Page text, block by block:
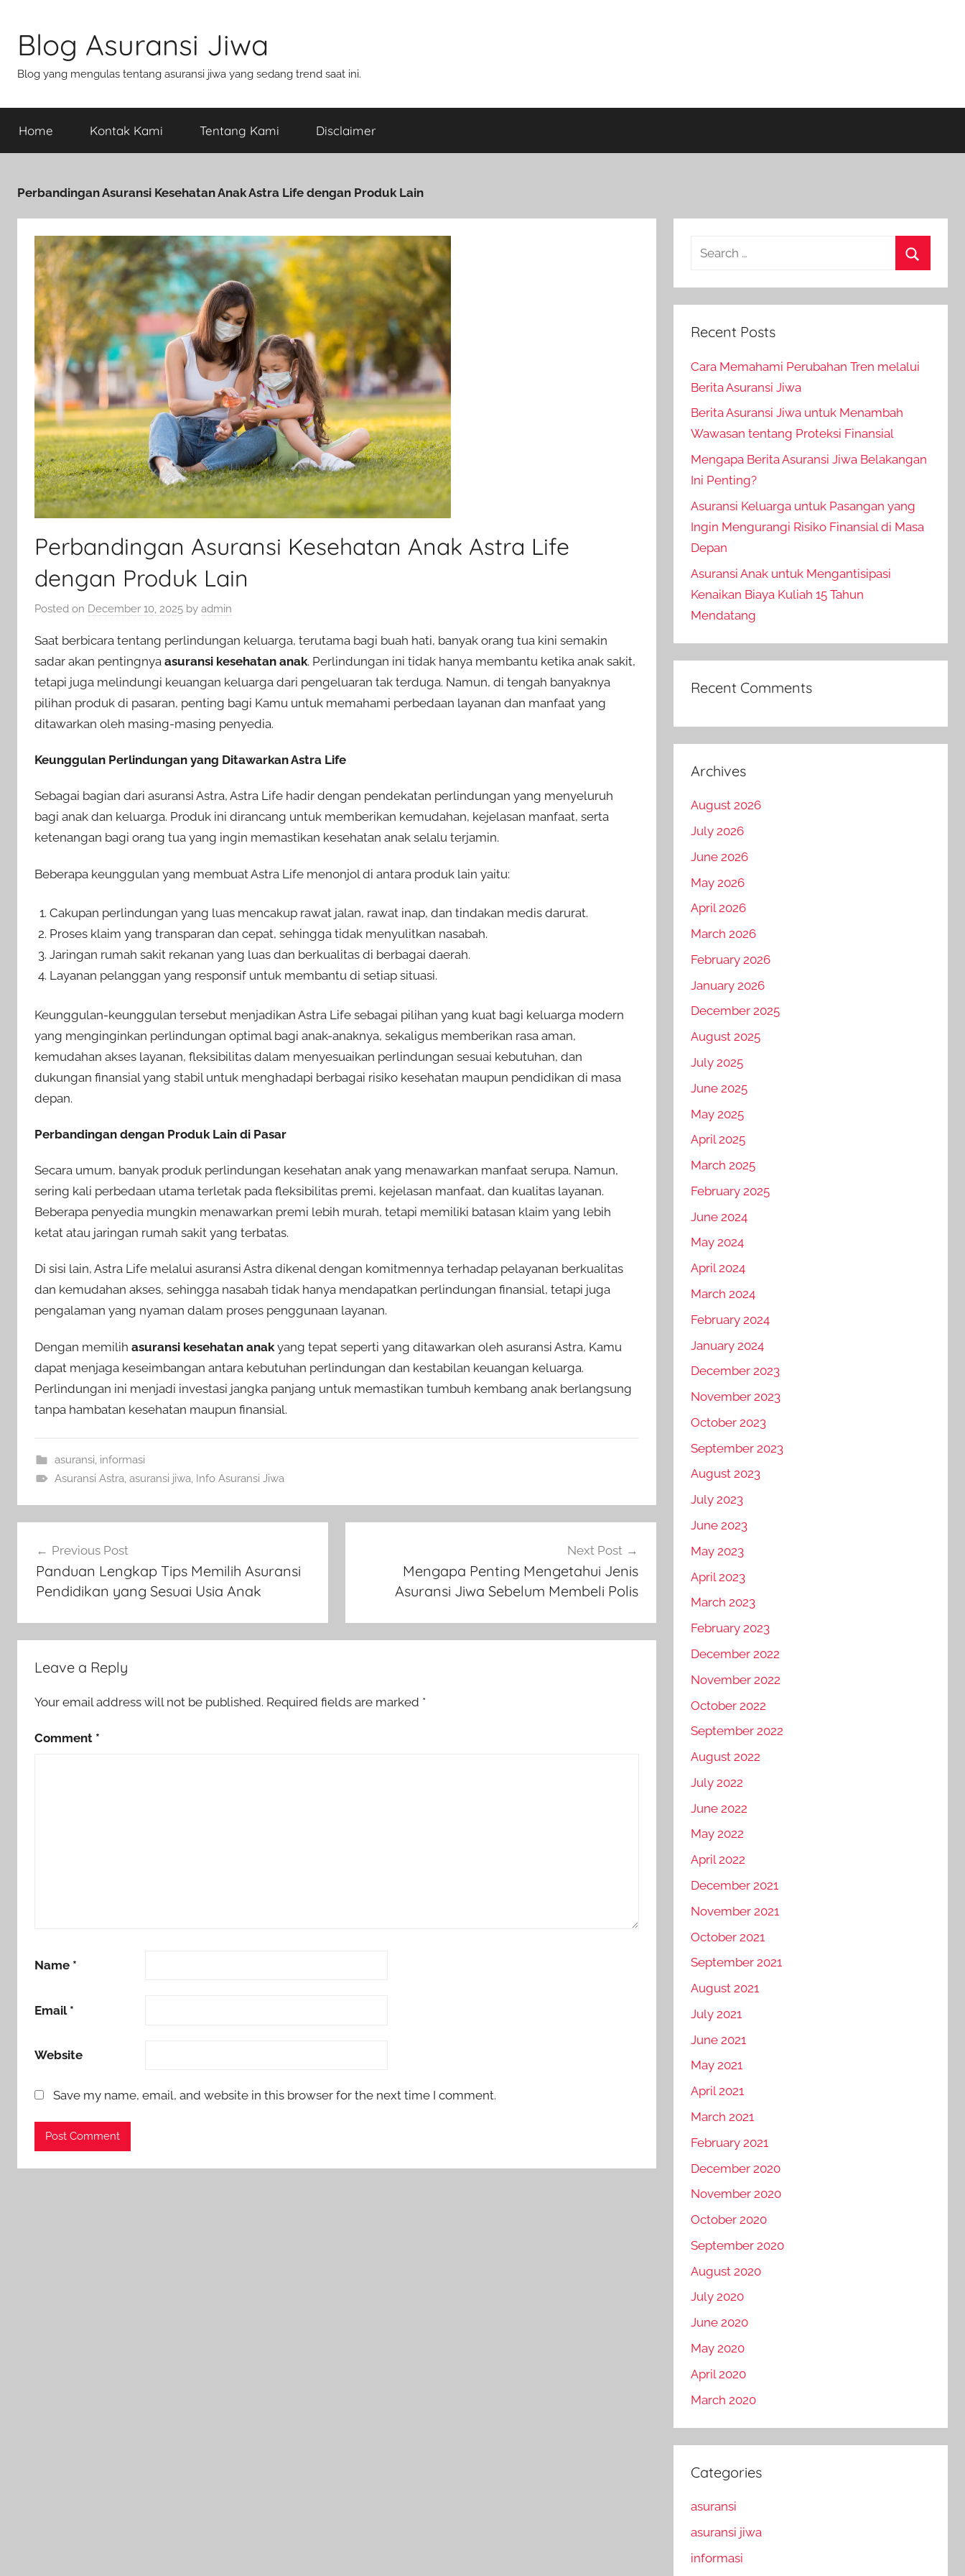
Blog Asuransi Jiwa
Blog yang mengulas tentang asuransi jiwa yang sedang trend saat ini.
Home Kontak Kami Tentang Kami Disclaimer
Perbandingan Asuransi Kesehatan Anak Astra Life dengan Produk Lain
Perbandingan Asuransi Kesehatan Anak Astra Life
dengan Produk Lain
Posted on December 10, 2025 by admin
Saat berbicara tentang perlindungan keluarga, terutama bagi buah hati, banyak orang tua kini semakin
sadar akan pentingnya asuransi kesehatan anak. Perlindungan ini tidak hanya membantu ketika anak sakit,
tetapi juga melindungi keuangan keluarga dari pengeluaran tak terduga. Namun, di tengah banyaknya
pilihan produk di pasaran, penting bagi Kamu untuk memahami perbedaan layanan dan manfaat yang
ditawarkan oleh masing-masing penyedia.
Keunggulan Perlindungan yang Ditawarkan Astra Life
Sebagai bagian dari asuransi Astra, Astra Life hadir dengan pendekatan perlindungan yang menyeluruh
bagi anak dan keluarga. Produk ini dirancang untuk memberikan kemudahan, kejelasan manfaat, serta
ketenangan bagi orang tua yang ingin memastikan kesehatan anak selalu terjamin.
Beberapa keunggulan yang membuat Astra Life menonjol di antara produk lain yaitu:
Cakupan perlindungan yang luas mencakup rawat jalan, rawat inap, dan tindakan medis darurat.
Proses klaim yang transparan dan cepat, sehingga tidak menyulitkan nasabah.
Jaringan rumah sakit rekanan yang luas dan berkualitas di berbagai daerah.
Layanan pelanggan yang responsif untuk membantu di setiap situasi.
Keunggulan-keunggulan tersebut menjadikan Astra Life sebagai pilihan yang kuat bagi keluarga modern
yang menginginkan perlindungan optimal bagi anak-anaknya, sekaligus memberikan rasa aman,
kemudahan akses layanan, fleksibilitas dalam menyesuaikan perlindungan sesuai kebutuhan, dan
dukungan finansial yang stabil untuk menghadapi berbagai risiko kesehatan maupun pendidikan di masa
depan.
Perbandingan dengan Produk Lain di Pasar
Secara umum, banyak produk perlindungan kesehatan anak yang menawarkan manfaat serupa. Namun,
sering kali perbedaan utama terletak pada fleksibilitas premi, kejelasan manfaat, dan kualitas layanan.
Beberapa penyedia mungkin menawarkan premi lebih murah, tetapi memiliki batasan klaim yang lebih
ketat atau jaringan rumah sakit yang terbatas.
Di sisi lain, Astra Life melalui asuransi Astra dikenal dengan komitmennya terhadap pelayanan berkualitas
dan kemudahan akses, sehingga nasabah tidak hanya mendapatkan perlindungan finansial, tetapi juga
pengalaman yang nyaman dalam proses penggunaan layanan.
Dengan memilih asuransi kesehatan anak yang tepat seperti yang ditawarkan oleh asuransi Astra, Kamu
dapat menjaga keseimbangan antara kebutuhan perlindungan dan kestabilan keuangan keluarga.
Perlindungan ini menjadi investasi jangka panjang untuk memastikan tumbuh kembang anak berlangsung
tanpa hambatan kesehatan maupun finansial.
asuransi informasi
Asuransi Astra asuransi jiwa Info Asuransi Jiwa
Previous Post
Panduan Lengkap Tips Memilih Asuransi
Pendidikan yang Sesuai Usia Anak
Next Post
Mengapa Penting Mengetahui Jenis
Asuransi Jiwa Sebelum Membeli Polis
Leave a Reply
Your email address will not be published. Required fields are marked *
Comment *
Name *
Email *
Website
Save my name, email, and website in this browser for the next time I comment.
Recent Posts
Cara Memahami Perubahan Tren melalui
Berita Asuransi Jiwa
Berita Asuransi Jiwa untuk Menambah
Wawasan tentang Proteksi Finansial
Mengapa Berita Asuransi Jiwa Belakangan
Ini Penting?
Asuransi Keluarga untuk Pasangan yang
Ingin Mengurangi Risiko Finansial di Masa
Depan
Asuransi Anak untuk Mengantisipasi
Kenaikan Biaya Kuliah 15 Tahun
Mendatang
Recent Comments
Archives
August 2026
July 2026
June 2026
May 2026
April 2026
March 2026
February 2026
January 2026
December 2025
August 2025
July 2025
June 2025
May 2025
April 2025
March 2025
February 2025
June 2024
May 2024
April 2024
March 2024
February 2024
January 2024
December 2023
November 2023
October 2023
September 2023
August 2023
July 2023
June 2023
May 2023
April 2023
March 2023
February 2023
December 2022
November 2022
October 2022
September 2022
August 2022
July 2022
June 2022
May 2022
April 2022
December 2021
November 2021
October 2021
September 2021
August 2021
July 2021
June 2021
May 2021
April 2021
March 2021
February 2021
December 2020
November 2020
October 2020
September 2020
August 2020
July 2020
June 2020
May 2020
April 2020
March 2020
Categories
asuransi
asuransi jiwa
informasi